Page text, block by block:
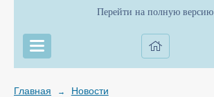
Перейти на полную версию
Главная → Новости